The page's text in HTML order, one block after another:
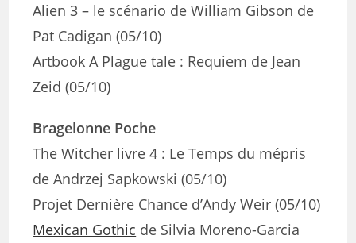
Alien 3 – le scénario de William Gibson de
Pat Cadigan (05/10)
Artbook A Plague tale : Requiem de Jean
Zeid (05/10)
Bragelonne Poche
The Witcher livre 4 : Le Temps du mépris
de Andrzej Sapkowski (05/10)
Projet Dernière Chance d’Andy Weir (05/10)
Mexican Gothic de Silvia Moreno-Garcia